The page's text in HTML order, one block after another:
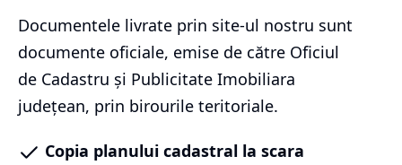
Documentele livrate prin site-ul nostru sunt
documente oficiale, emise de către Oficiul
de Cadastru și Publicitate Imobiliara
județean, prin birourile teritoriale.
Copia planului cadastral la scara